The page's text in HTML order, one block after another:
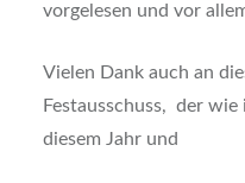
vorgelesen und vor
Vielen Dank auch an
Festausschuss, der
diesem Jahr und